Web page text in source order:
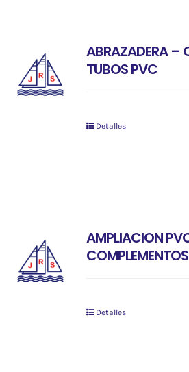
ABRAZADERA –
TUBOS PVC
Detalles
AMPLIACION
Detalles